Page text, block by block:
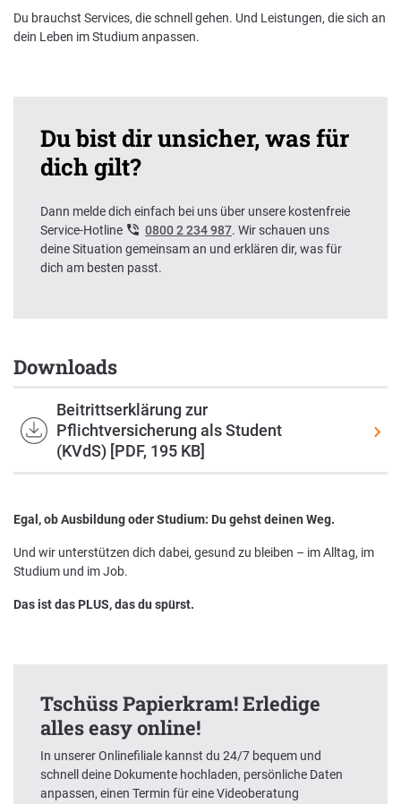
Du brauchst Services, die schnell gehen. Und Leistungen, die sich an
dein Leben im Studium anpassen.
Du bist dir unsicher, was für
dich gilt?
Dann melde dich einfach bei uns über unsere kostenfreie
Service-Hotline
0800 2 234 987. Wir schauen uns
deine Situation gemeinsam an und erklären dir, was für
dich am besten passt.
Downloads
Beitrittserklärung zur
Pflichtversicherung als Student
(KVdS) [PDF, 195 KB]
Egal, ob Ausbildung oder Studium: Du gehst deinen Weg.
Und wir unterstützen dich dabei, gesund zu bleiben – im Alltag, im
Studium und im Job.
Das ist das PLUS, das du spürst.
Tschüss Papierkram! Erledige
alles easy online!
In unserer Onlinefiliale kannst du 24/7 bequem und
schnell deine Dokumente hochladen, persönliche Daten
anpassen, einen Termin für eine Videoberatung